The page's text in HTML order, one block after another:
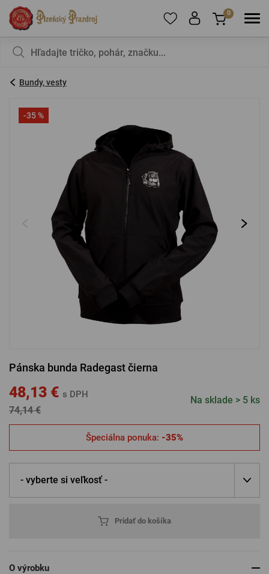
sa
PRIHLÁSIŤ SA
Zabudnuté heslo Nová registrácia
PRIHLÁSENIE CEZ FACEBOOK
0
Bundy, vesty
-35 %
Pánska bunda Radegast čierna
74,14 €
48,13 € s DPH Na sklade > 5 ks
Špeciálna ponuka: -35%
- vyberte si veľkosť -
Pridať do košíka
O výrobku